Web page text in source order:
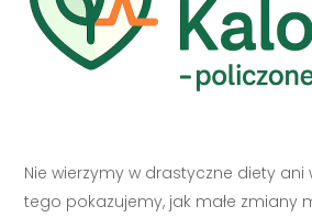
Nie wierzymy w drastyczne diety ani
tego pokazujemy, jak małe zmiany